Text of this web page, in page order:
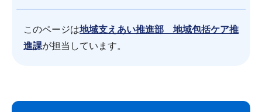
このページは地域支えあい推進部 地域包括ケア推
進課が担当しています。